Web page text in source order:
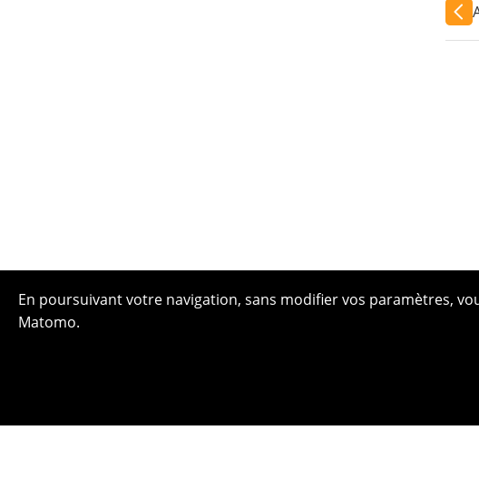
En poursuivant votre navigation, sans modifier vos paramètres,
Matomo.